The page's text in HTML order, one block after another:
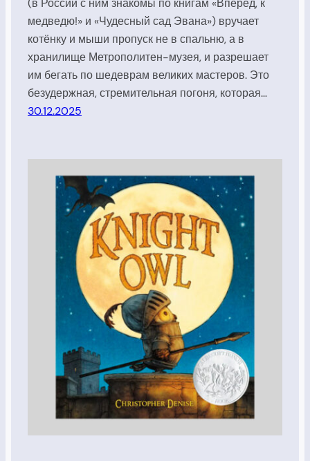
(в России с ним знакомы по книгам «Вперед, к
медведю!» и «Чудесный сад Эвана») вручает
котёнку и мыши пропуск не в спальню, а в
хранилище Метрополитен-музея, и разрешает
им бегать по шедеврам великих мастеров. Это
безудержная, стремительная погоня, которая…
30.12.2025